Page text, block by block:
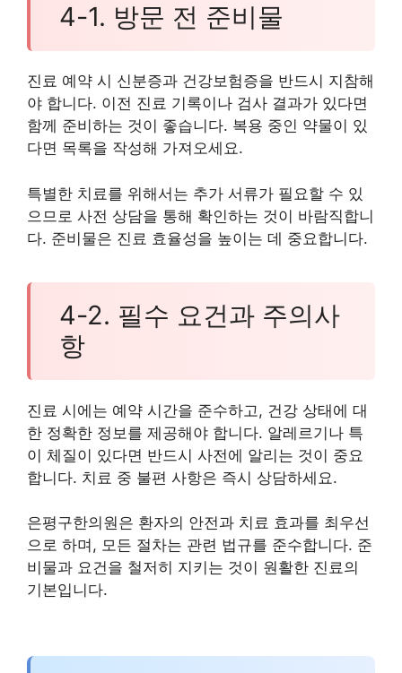
4-1. 방문 전 준비물
진료 예약 시 신분증과 건강보험증을 반드시 지참해
야 합니다. 이전 진료 기록이나 검사 결과가 있다면
함께 준비하는 것이 좋습니다. 복용 중인 약물이 있
다면 목록을 작성해 가져오세요.
특별한 치료를 위해서는 추가 서류가 필요할 수 있
으므로 사전 상담을 통해 확인하는 것이 바람직합니
다. 준비물은 진료 효율성을 높이는 데 중요합니다.
4-2. 필수 요건과 주의사
항
진료 시에는 예약 시간을 준수하고, 건강 상태에 대
한 정확한 정보를 제공해야 합니다. 알레르기나 특
이 체질이 있다면 반드시 사전에 알리는 것이 중요
합니다. 치료 중 불편 사항은 즉시 상담하세요.
은평구한의원은 환자의 안전과 치료 효과를 최우선
으로 하며, 모든 절차는 관련 법규를 준수합니다. 준
비물과 요건을 철저히 지키는 것이 원활한 진료의
기본입니다.